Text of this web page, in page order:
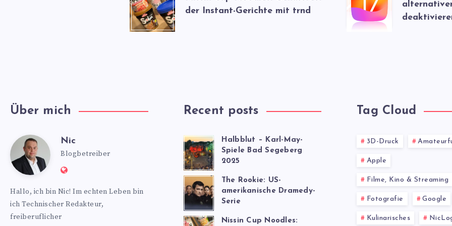
der Instant-Gerichte mit trnd
Über mich
Nic Nic
Blogbetreiber
Website:
Hallo, ich bin Nic! Im echten Leben bin
ich Technischer Redakteur,
freiberuflicher
Recent posts
Halbblut – Karl-May-
Spiele Bad Segeberg
2025
The Rookie: US-
amerikanische Dramedy-
Serie
Nissin Cup Noodles:
Tag Cloud
3D-Druck
Apple
Filme, Kino & Streaming
Fotografie Google
Kulinarisches